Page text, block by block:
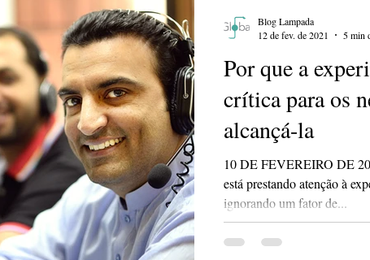
Por que a
crítica para os
alcançá-la
10 DE FEVEREIRO DE
está prestando atenção à
ignorando um fator de...
Blog Lampada
12 de fev. de 2021
5 min